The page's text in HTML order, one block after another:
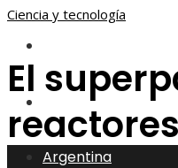
Cultura y ocio
Argentina
Ciencia y tecnología
El